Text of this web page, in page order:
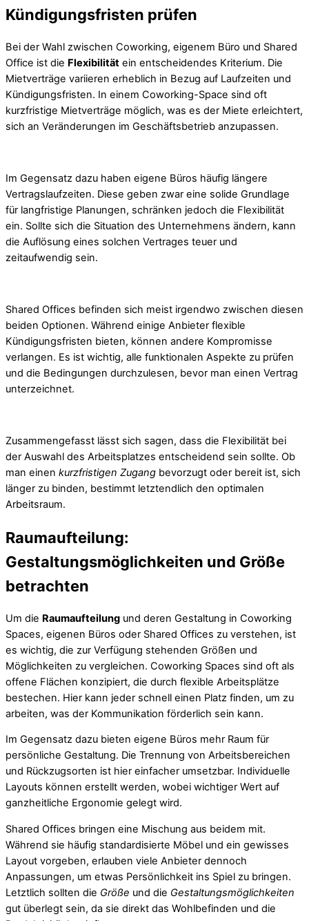
Kündigungsfristen prüfen
Bei der Wahl zwischen Coworking, eigenem Büro und Shared
Office ist die Flexibilität ein entscheidendes Kriterium. Die
Mietverträge variieren erheblich in Bezug auf Laufzeiten und
Kündigungsfristen. In einem Coworking-Space sind oft
kurzfristige Mietverträge möglich, was es der Miete erleichtert,
sich an Veränderungen im Geschäftsbetrieb anzupassen.
Im Gegensatz dazu haben eigene Büros häufig längere
Vertragslaufzeiten. Diese geben zwar eine solide Grundlage
für langfristige Planungen, schränken jedoch die Flexibilität
ein. Sollte sich die Situation des Unternehmens ändern, kann
die Auflösung eines solchen Vertrages teuer und
zeitaufwendig sein.
Shared Offices befinden sich meist irgendwo zwischen diesen
beiden Optionen. Während einige Anbieter flexible
Kündigungsfristen bieten, können andere Kompromisse
verlangen. Es ist wichtig, alle funktionalen Aspekte zu prüfen
und die Bedingungen durchzulesen, bevor man einen Vertrag
unterzeichnet.
Zusammengefasst lässt sich sagen, dass die Flexibilität bei
der Auswahl des Arbeitsplatzes entscheidend sein sollte. Ob
man einen kurzfristigen Zugang bevorzugt oder bereit ist, sich
länger zu binden, bestimmt letztendlich den optimalen
Arbeitsraum.
Raumaufteilung:
Gestaltungsmöglichkeiten und Größe
betrachten
Um die Raumaufteilung und deren Gestaltung in Coworking
Spaces, eigenen Büros oder Shared Offices zu verstehen, ist
es wichtig, die zur Verfügung stehenden Größen und
Möglichkeiten zu vergleichen. Coworking Spaces sind oft als
offene Flächen konzipiert, die durch flexible Arbeitsplätze
bestechen. Hier kann jeder schnell einen Platz finden, um zu
arbeiten, was der Kommunikation förderlich sein kann.
Im Gegensatz dazu bieten eigene Büros mehr Raum für
persönliche Gestaltung. Die Trennung von Arbeitsbereichen
und Rückzugsorten ist hier einfacher umsetzbar. Individuelle
Layouts können erstellt werden, wobei wichtiger Wert auf
ganzheitliche Ergonomie gelegt wird.
Shared Offices bringen eine Mischung aus beidem mit.
Während sie häufig standardisierte Möbel und ein gewisses
Layout vorgeben, erlauben viele Anbieter dennoch
Anpassungen, um etwas Persönlichkeit ins Spiel zu bringen.
Letztlich sollten die Größe und die Gestaltungsmöglichkeiten
gut überlegt sein, da sie direkt das Wohlbefinden und die